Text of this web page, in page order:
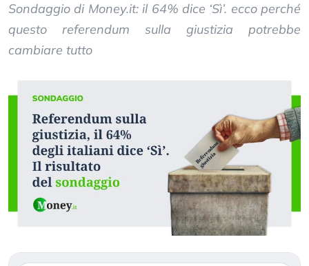
Sondaggio di Money.it: il 64% dice ‘Sì’. ecco perché
questo referendum sulla giustizia potrebbe
cambiare tutto